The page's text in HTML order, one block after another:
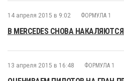
14 апреля 2015 в 9:02 ФОРМУЛА 1
В MERCEDES СНОВА
13 апреля 2015 в 16:48 ФОРМУЛА 1